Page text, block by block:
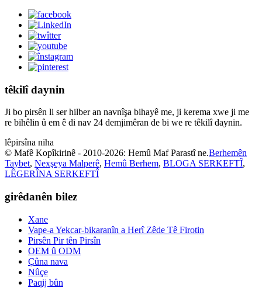
têkilî daynin
Ji bo pirsên li ser hilber an navnîşa bihayê me, ji kerema xwe ji me
re bihêlin û em ê di nav 24 demjimêran de bi we re têkilî daynin.
lêpirsîna niha
© Mafê Kopîkirinê - 2010-2026: Hemû Maf Parastî ne.Berhemên
Taybet, Nexşeya Malperê, Hemû Berhem, BLOGA SERKEFTÎ,
LÊGERÎNA SERKEFTÎ
girêdanên bilez
Xane
Vape-a Yekcar-bikaranîn a Herî Zêde Tê Firotin
Pirsên Pir tên Pirsîn
OEM û ODM
Çûna nava
Nûçe
Paqij bûn